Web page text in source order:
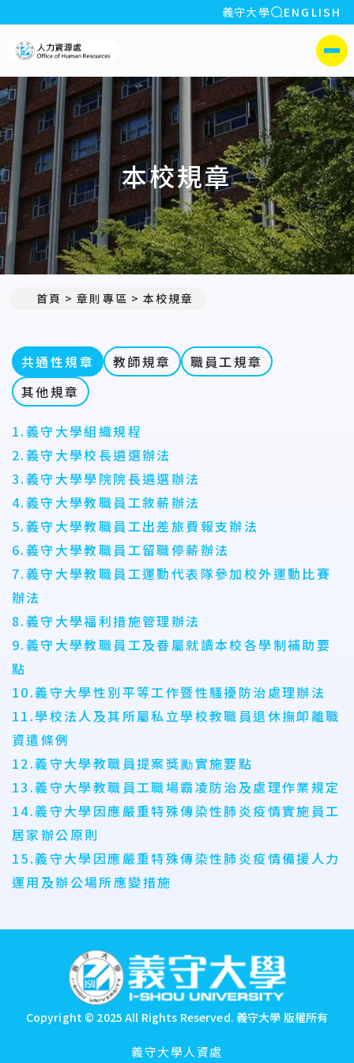
:::
義守大學 全站搜索
ENGLISH
側選單
本校規章
首頁 章則專區 本校規章
共通性規章 教師規章
職員工規章
其他規章
1.義守大學組織規程
2.義守大學校長遴選辦法
3.義守大學學院院長遴選辦法
4.義守大學教職員工敘薪辦法
5.義守大學教職員工出差旅費報支辦法
6.義守大學教職員工留職停薪辦法
7.義守大學教職員工運動代表隊參加校外運動比賽
辦法
8.義守大學福利措施管理辦法
9.義守大學教職員工及眷屬就讀本校各學制補助要
點
10.義守大學性別平等工作暨性騷擾防治處理辦法
11.學校法人及其所屬私立學校教職員退休撫卹離職
資遣條例
12.義守大學教職員提案獎勵實施要點
13.義守大學教職員工職場霸凌防治及處理作業規定
14.義守大學因應嚴重特殊傳染性肺炎疫情實施員工
居家辦公原則
15.義守大學因應嚴重特殊傳染性肺炎疫情備援人力
運用及辦公場所應變措施
Copyright © 2025 All Rights Reserved. 義守大學 版權所有
義守大學人資處